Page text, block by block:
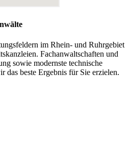
im Rhein- und Ruhrgebiet
Fachanwaltschaften und
sowie modernste technische
das beste Ergebnis für Sie erzielen.